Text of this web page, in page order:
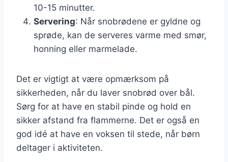
10-15 minutter.
Servering: Når snobrødene er gyldne og
sprøde, kan de serveres varme med smør,
honning eller marmelade.
Det er vigtigt at være opmærksom på
sikkerheden, når du laver snobrød over bål.
Sørg for at have en stabil pinde og hold en
sikker afstand fra flammerne. Det er også en
god idé at have en voksen til stede, når børn
deltager i aktiviteten.